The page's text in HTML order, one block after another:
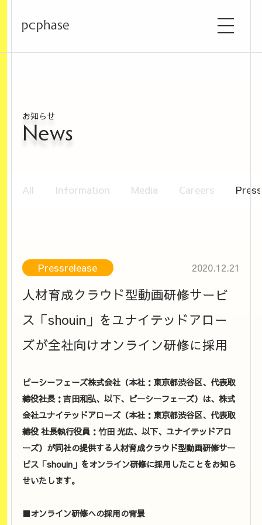
お知らせ
News
All Information Media Careers
Pressrelease 2020.12.21
人材育成クラウド型動画研修サービ
ス「shouin」をユナイテッドアロー
ズが全社向けオンライン研修に採用
ピーシーフェーズ株式会社（本社：東京都渋谷区、代表取
締役社長：吉田和弘、以下、ピーシーフェーズ）は、株式
会社ユナイテッドアローズ（本社：東京都渋谷区、代表取
締役 社長執行役員：竹田 光広、以下、ユナイテッドアロ
ーズ）が同社の提供する人材育成クラウド型動画研修サー
ビス「shouin」をオンライン研修に採用したことをお知ら
せいたします。
■オンライン研修への採用の背景